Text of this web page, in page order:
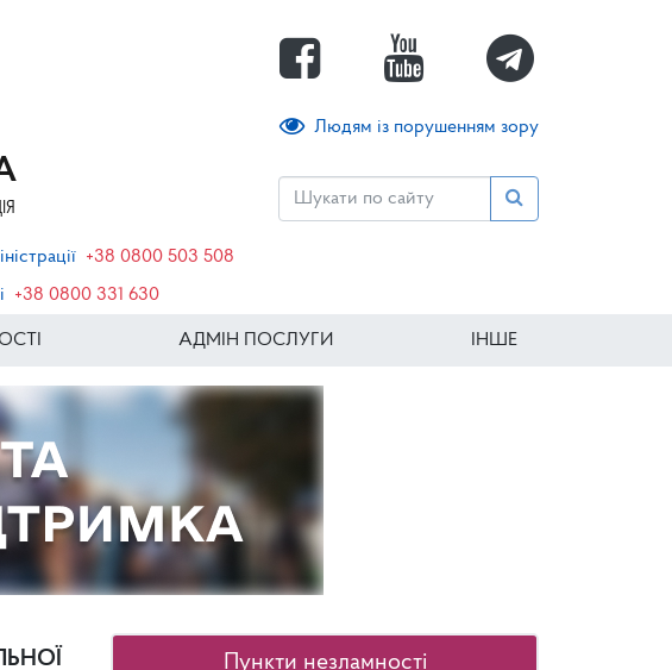
Людям із порушенням зору
+38 0800 503 508
+38 0800 331 630
АДМІН ПОСЛУГИ ІНШЕ
Пункти незламності